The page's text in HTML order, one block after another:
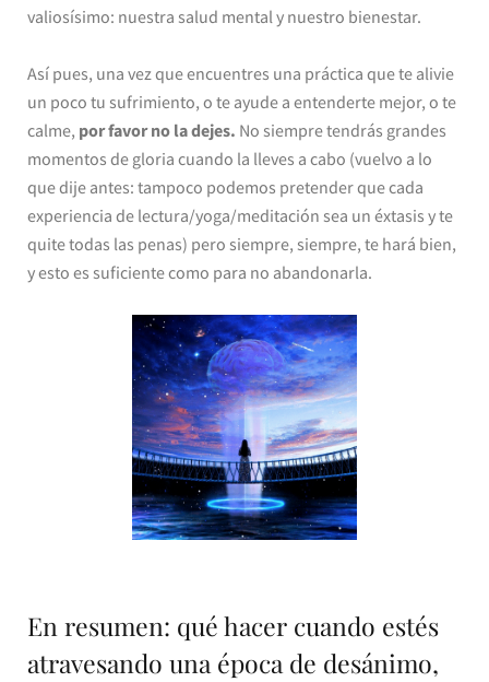
valiosísimo: nuestra salud mental y nuestro bienestar.
Así pues, una vez que encuentres una práctica que te alivie
un poco tu sufrimiento, o te ayude a entenderte mejor, o te
calme, por favor no la dejes. No siempre tendrás grandes
momentos de gloria cuando la lleves a cabo (vuelvo a lo
que dije antes: tampoco podemos pretender que cada
experiencia de lectura/yoga/meditación sea un éxtasis y te
quite todas las penas) pero siempre, siempre, te hará bien,
y esto es suficiente como para no abandonarla.
En resumen: qué hacer cuando estés
atravesando una época de desánimo,